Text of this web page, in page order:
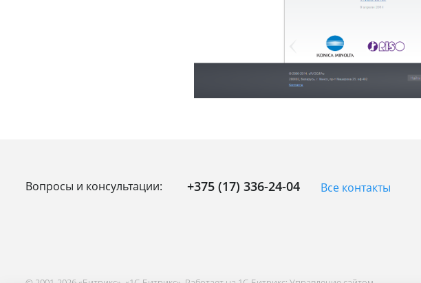
Вопросы и консультации: +375 (17) 336-24-04 Все контакты